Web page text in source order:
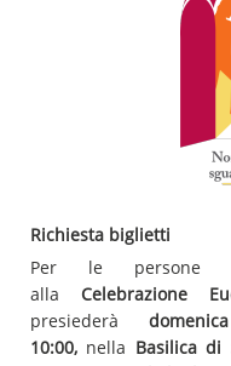
Richiesta biglietti
Per le persone
alla Celebrazione
presiederà
10:00, nella Basilica di